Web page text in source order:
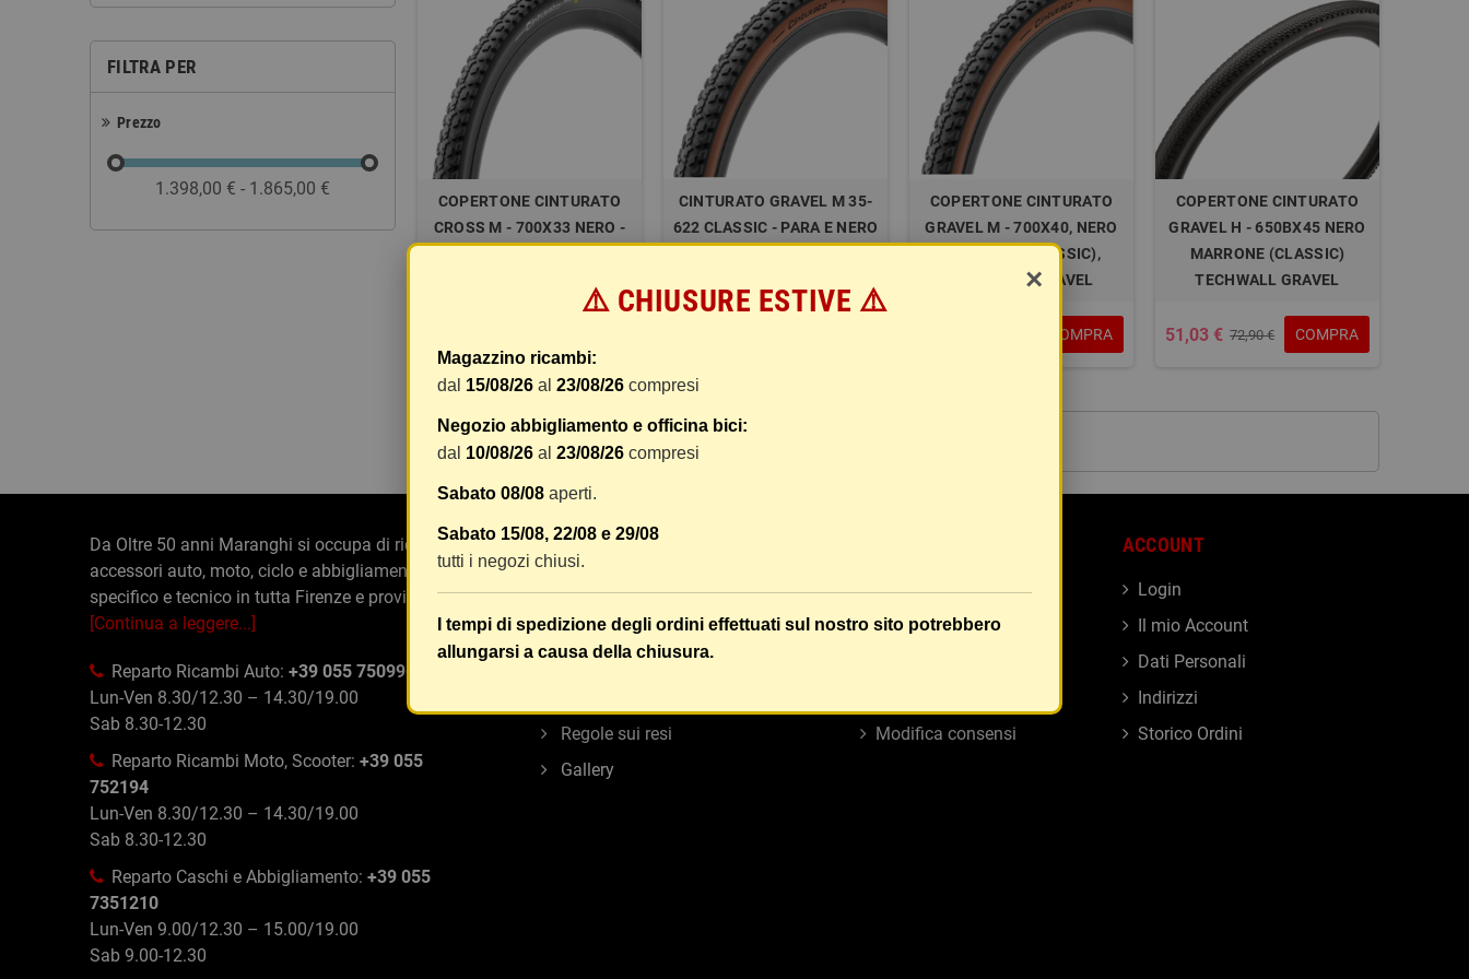
FILTRA PER
Prezzo
1.398,00 € - 1.865,00 €
COPERTONE CINTURATO
CROSS M - 700X33 NERO -
CINTURATO GRAVEL M 35-
622 CLASSIC - PARA E NERO
COPERTONE CINTURATO
GRAVEL M - 700X40, NERO
MARRONE (CLASSIC),
TECHWALL GRAVEL
COMPRA
COPERTONE CINTURATO
GRAVEL H - 650BX45 NERO
MARRONE (CLASSIC)
TECHWALL GRAVEL
51,03 € 72,90 € COMPRA
Visualizzati 1-4 su 4 articoli
×
⚠️ CHIUSURE ESTIVE ⚠️
Magazzino ricambi:
dal 15/08/26 al 23/08/26 compresi
Negozio abbigliamento e officina bici:
dal 10/08/26 al 23/08/26 compresi
Sabato 08/08 aperti.
Sabato 15/08, 22/08 e 29/08
tutti i negozi chiusi.
I tempi di spedizione degli ordini effettuati sul nostro sito potrebbero
allungarsi a causa della chiusura.
Da Oltre 50 anni Maranghi si occupa di ricambi e
accessori auto, moto, ciclo e abbigliamento
specifico e tecnico in tutta Firenze e provincia
[Continua a leggere...]
Reparto Ricambi Auto: +39 055 750996
Lun-Ven 8.30/12.30 – 14.30/19.00
Sab 8.30-12.30
Reparto Ricambi Moto, Scooter: +39 055
752194
Lun-Ven 8.30/12.30 – 14.30/19.00
Sab 8.30-12.30
Reparto Caschi e Abbigliamento: +39 055
7351210
Lun-Ven 9.00/12.30 – 15.00/19.00
Sab 9.00-12.30
Contatti
Best Seller
Modifica consensi
ACCOUNT
Login
Il mio Account
Dati Personali
Indirizzi
Storico Ordini
INFORMAZIONI
Privacy Policy
Cookie Policy
Termini e condizioni d'uso
Regole sui resi
Gallery